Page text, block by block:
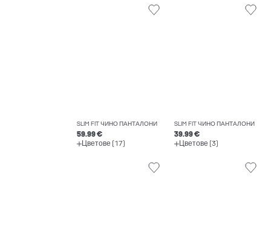
SLIM FIT ЧИНО ПАНТАЛОНИ
59.99 €
Цветове (17)
SLIM FIT ЧИНО ПАНТАЛОНИ
39.99 €
Цветове (3)